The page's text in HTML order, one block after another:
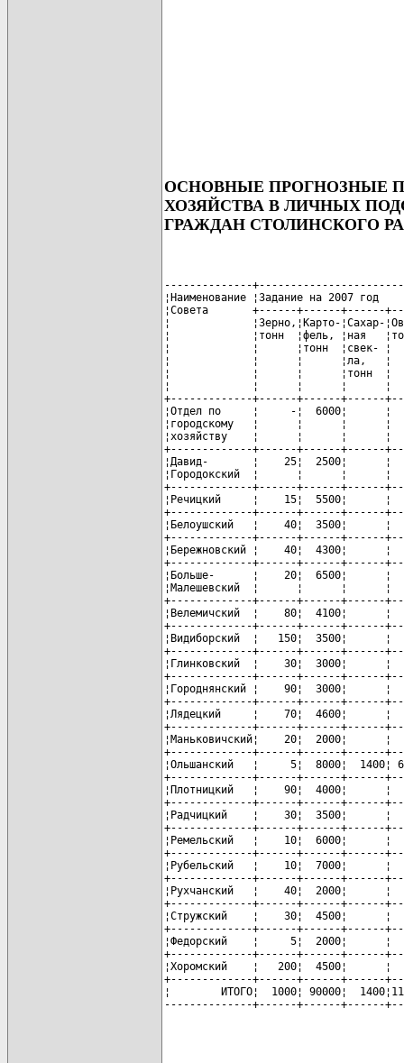
ОСНОВНЫЕ ПРОГНОЗНЫЕ
ХОЗЯЙСТВА В ЛИЧНЫХ
ГРАЖДАН СТОЛИНСКОГО
--------------
¦Наименование ¦Задание на
¦Совета       +------+------+------
¦             ¦Зерно,¦Карто-¦Сахар-
¦             ¦тонн  ¦фель, ¦ная
¦             ¦      ¦тонн  ¦свек- ¦
¦             ¦      ¦      ¦ла,   ¦
¦             ¦      ¦      ¦тонн  ¦
¦             ¦      ¦      ¦      ¦
+-------------+------+------+------
¦Отдел по     ¦     -¦  6000¦      ¦
¦городскому   ¦      ¦      ¦
¦хозяйству    ¦      ¦      ¦
+-------------+------+------+------
¦Давид-       ¦    25¦  2500¦      ¦
¦Городокский  ¦      ¦      ¦
+-------------+------+------+------
¦Речицкий     ¦    15¦  5500¦      ¦
+-------------+------+------+------
¦Белоушский   ¦    40¦  3500¦      ¦
+-------------+------+------+------
¦Бережновский ¦    40¦  4300¦      ¦
+-------------+------+------+------
¦Больше-      ¦    20¦  6500¦      ¦
¦Малешевский  ¦      ¦      ¦
+-------------+------+------+------
¦Велемичский  ¦    80¦  4100¦      ¦
+-------------+------+------+------
¦Видиборский  ¦   150¦  3500¦      ¦
+-------------+------+------+------
¦Глинковский  ¦    30¦  3000¦      ¦
+-------------+------+------+------
¦Городнянский ¦    90¦  3000¦      ¦
+-------------+------+------+------
¦Лядецкий     ¦    70¦  4600¦      ¦
+-------------+------+------+------
¦Маньковичский¦    20¦  2000¦      ¦
+-------------+------+------+------
¦Ольшанский   ¦     5¦  8000¦  1400¦
+-------------+------+------+------
¦Плотницкий   ¦    90¦  4000¦      ¦
+-------------+------+------+------
¦Радчицкий    ¦    30¦  3500¦      ¦
+-------------+------+------+------
¦Ремельский   ¦    10¦  6000¦      ¦
+-------------+------+------+------
¦Рубельский   ¦    10¦  7000¦      ¦
+-------------+------+------+------
¦Рухчанский   ¦    40¦  2000¦      ¦
+-------------+------+------+------
¦Стружский    ¦    30¦  4500¦      ¦
+-------------+------+------+------
¦Федорский    ¦     5¦  2000¦      ¦
+-------------+------+------+------
¦Хоромский    ¦   200¦  4500¦      ¦
+-------------+------+------+------
¦        ИТОГО¦  1000¦ 90000¦
--------------+------+------+------